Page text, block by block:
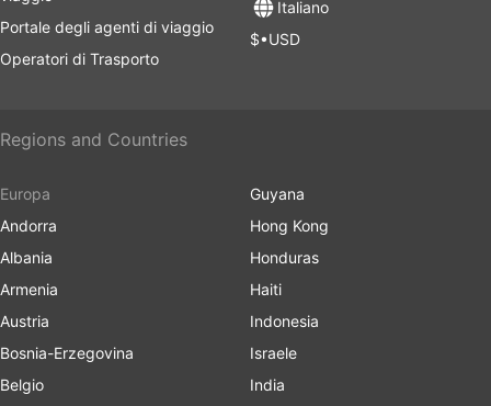
Portale degli agenti di viaggio
Operatori di Trasporto
Italiano
$•USD
Regions and Countries
Europa
Andorra
Albania
Armenia
Austria
Bosnia-Erzegovina
Belgio
Guyana
Hong Kong
Honduras
Haiti
Indonesia
Israele
India